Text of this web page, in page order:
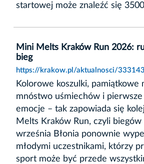
startowej może znaleźć się
Mini Melts Kraków Run 2026:
bieg
https://krakow.pl/aktualnosci/
Kolorowe koszulki, pamiątkowe
mnóstwo uśmiechów i
emocje – tak zapowiada się
Melts Kraków Run, czyli biegów
września Błonia ponownie
młodymi uczestnikami, którzy
sport może być przede